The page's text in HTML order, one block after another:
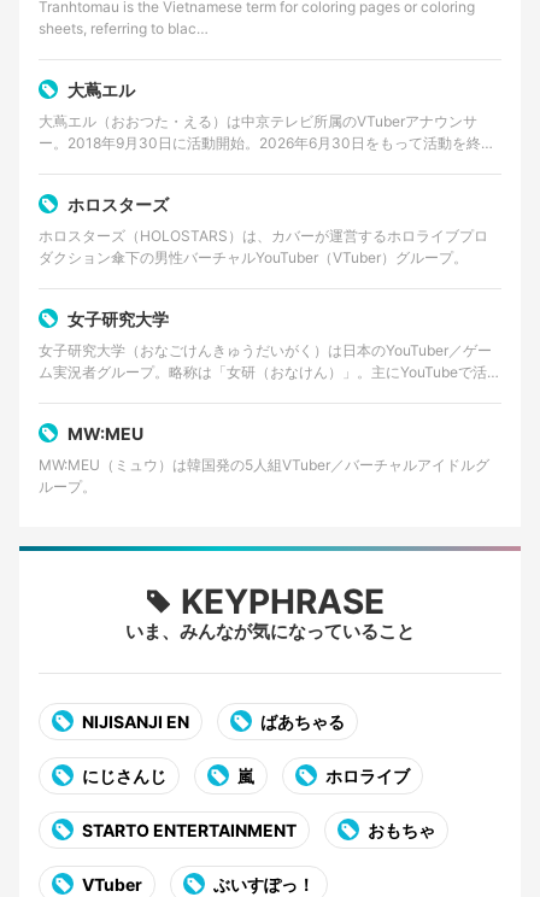
Tranhtomau is the Vietnamese term for coloring pages or coloring
sheets, referring to blac…
大蔦エル
大蔦エル（おおつた・える）は中京テレビ所属のVTuberアナウンサ
ー。2018年9月30日に活動開始。2026年6月30日をもって活動を終了
ホロスターズ
ホロスターズ（HOLOSTARS）は、カバーが運営するホロライブプロ
ダクション傘下の男性バーチャルYouTuber（VTuber）グループ。
女子研究大学
女子研究大学（おなごけんきゅうだいがく）は日本のYouTuber／ゲー
ム実況者グループ。略称は「女研（おなけん）」。主にYouTubeで活動
MW:MEU
MW:MEU（ミュウ）は韓国発の5人組VTuber／バーチャルアイドルグ
ループ。
KEYPHRASE
いま、みんなが気になっていること
NIJISANJI EN ばあちゃる
にじさんじ 嵐 ホロライブ
STARTO ENTERTAINMENT おもちゃ
VTuber ぶいすぽっ！